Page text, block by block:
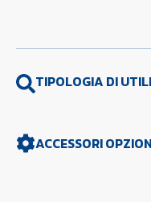
TIPOLOGIA DI
ACCESSORI